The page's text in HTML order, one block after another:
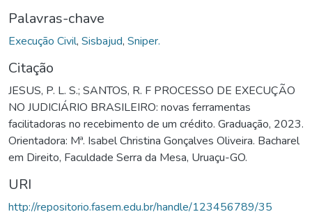
Palavras-chave
Execução Civil, Sisbajud, Sniper.
Citação
JESUS, P. L. S.; SANTOS, R. F PROCESSO DE EXECUÇÃO
NO JUDICIÁRIO BRASILEIRO: novas ferramentas
facilitadoras no recebimento de um crédito. Graduação, 2023.
Orientadora: Mª. Isabel Christina Gonçalves Oliveira. Bacharel
em Direito, Faculdade Serra da Mesa, Uruaçu-GO.
URI
http://repositorio.fasem.edu.br/handle/123456789/35